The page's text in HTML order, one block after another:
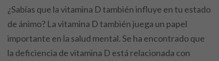
¿Sabías que la vitamina D también influye en tu estado
de ánimo? La vitamina D también juega un papel
importante en la salud mental. Se ha encontrado que
la deficiencia de vitamina D está relacionada con